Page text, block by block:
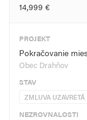
14,999 €
PROJEKT
Pokračovanie
Obec Drahňov
STAV
ZMLUVA UZAVRETÁ
NEZROVNALOSTI